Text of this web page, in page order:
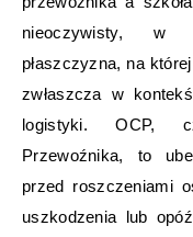
nieoczywisty, w
płaszczyzna, na
zwłaszcza w
logistyki. OCP,
Przewoźnika, to
przed roszczeniami
uszkodzenia lub